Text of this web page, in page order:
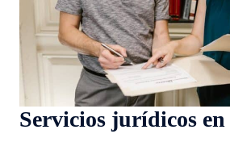
Servicios jurídicos